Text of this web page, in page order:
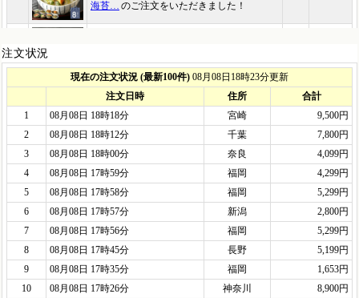
注文状況